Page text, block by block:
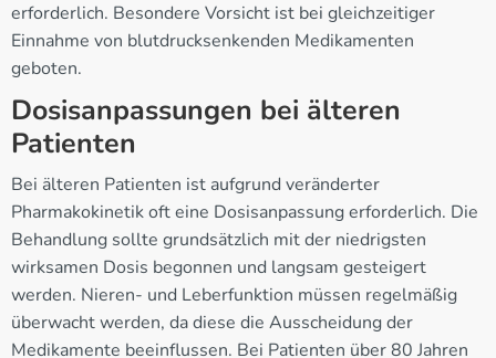
erforderlich. Besondere Vorsicht ist bei gleichzeitiger
Einnahme von blutdrucksenkenden Medikamenten
geboten.
Dosisanpassungen bei älteren
Patienten
Bei älteren Patienten ist aufgrund veränderter
Pharmakokinetik oft eine Dosisanpassung erforderlich. Die
Behandlung sollte grundsätzlich mit der niedrigsten
wirksamen Dosis begonnen und langsam gesteigert
werden. Nieren- und Leberfunktion müssen regelmäßig
überwacht werden, da diese die Ausscheidung der
Medikamente beeinflussen. Bei Patienten über 80 Jahren